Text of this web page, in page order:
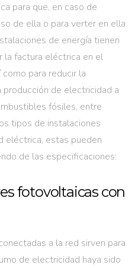
para que, en caso de
de ella o para verter en ella
de energía tienen
la factura eléctrica en el
para reducir la
de electricidad a
fósiles, entre
tipos de instalaciones
eléctrica, estas pueden
de las especificaciones:
fotovoltaicas con
a la red sirven para
de electricidad haya sido